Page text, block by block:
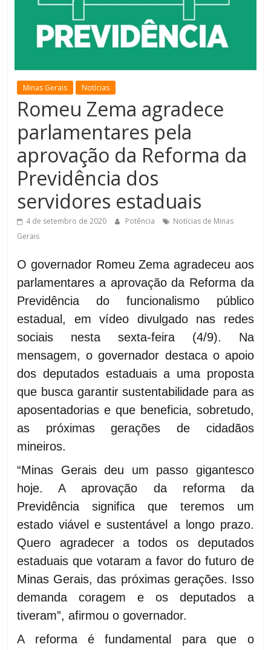
Minas Gerais Notícias
Romeu Zema agradece
parlamentares pela
aprovação da Reforma da
Previdência dos
servidores estaduais
4 de setembro de 2020 Potência
Notícias de Minas
Gerais
O governador Romeu Zema agradeceu aos
parlamentares a aprovação da Reforma da
Previdência do funcionalismo público
estadual, em vídeo divulgado nas redes
sociais nesta sexta-feira (4/9). Na
mensagem, o governador destaca o apoio
dos deputados estaduais a uma proposta
que busca garantir sustentabilidade para as
aposentadorias e que beneficia, sobretudo,
as próximas gerações de cidadãos
mineiros.
“Minas Gerais deu um passo gigantesco
hoje. A aprovação da reforma da
Previdência significa que teremos um
estado viável e sustentável a longo prazo.
Quero agradecer a todos os deputados
estaduais que votaram a favor do futuro de
Minas Gerais, das próximas gerações. Isso
demanda coragem e os deputados a
tiveram”, afirmou o governador.
A reforma é fundamental para que o